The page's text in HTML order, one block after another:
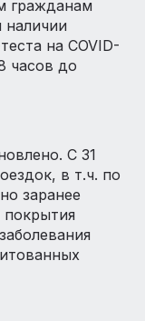
гражданам
наличии
на COVID-
часов до
С 31
в т.ч. по
заранее
покрытия